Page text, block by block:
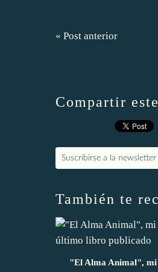
« Post anterior
Compartir
Suscribirse a la newsletter
También te
"El Alma Animal", mi